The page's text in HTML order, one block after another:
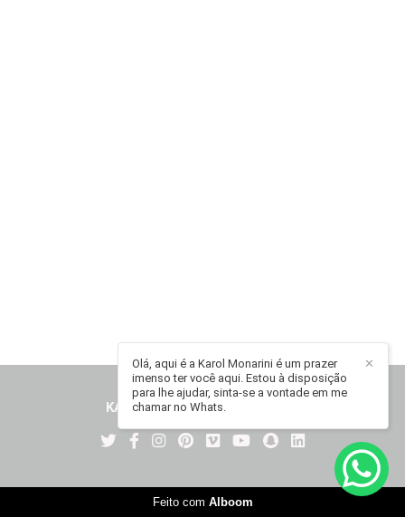
KAROL MONARINI/
✕
Olá, aqui é a Karol Monarini é um prazer
imenso ter você aqui. Estou à disposição
para lhe ajudar, sinta-se a vontade em me
chamar no Whats.
Feito com Alboom